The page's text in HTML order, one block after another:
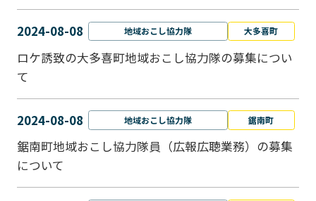
2024-08-08 地域おこし協力隊 大多喜町
ロケ誘致の大多喜町地域おこし協力隊の募集につい
て
2024-08-08 地域おこし協力隊 鋸南町
鋸南町地域おこし協力隊員（広報広聴業務）の募集
について